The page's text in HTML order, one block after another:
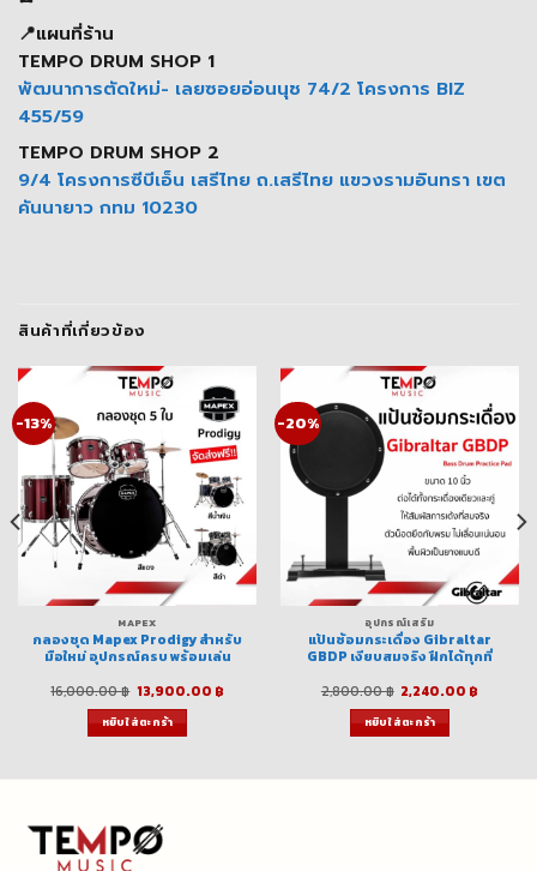
📍แผนที่ร้าน
TEMPO DRUM SHOP 1
พัฒนาการตัดใหม่- เลยซอยอ่อนนุช 74/2 โครงการ BIZ
455/59
TEMPO DRUM SHOP 2
9/4 โครงการซีบีเอ็น เสรีไทย ถ.เสรีไทย แขวงรามอินทรา เขต
คันนายาว กทม 10230
สินค้าที่เกี่ยวข้อง
-13%
MAPEX
กลองชุด Mapex Prodigy สำหรับ
มือใหม่ อุปกรณ์ครบ พร้อมเล่น
16,000.00฿ Original
price
was:
16,000.00 ฿.
13,900.00 ฿Current
หยิบใส่ตะกร้า
-20%
อุปกรณ์เสริม
แป้นซ้อมกระเดื่อง Gibraltar
GBDP เงียบสมจริง ฝึกได้ทุกที่
2,800.00฿ Original
price
was:
2,800.00 ฿.
2,240.00 ฿
หยิบใส่ตะกร้า